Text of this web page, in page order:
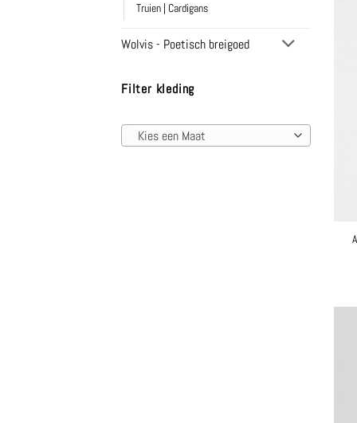
Truien | Cardigans
Wolvis - Poetisch breigoed
Filter kleding
Kies een Maat